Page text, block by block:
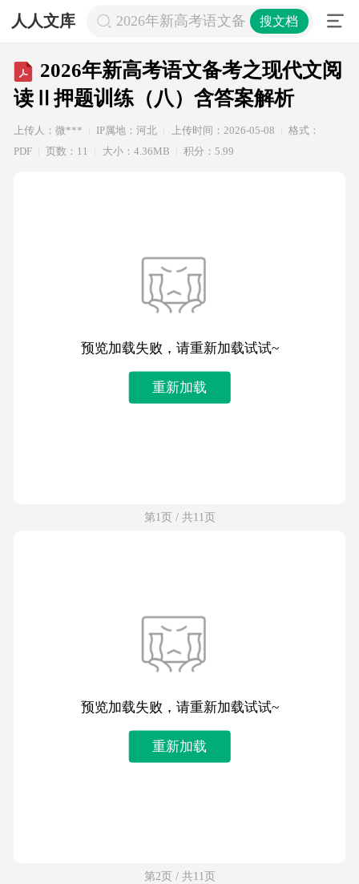
人人文库 2026年新高考语文备考之现代文阅
搜文档
2026年新高考语文备考之现代文阅
读Ⅱ押题训练（八）含答案解析
上传人：微*** IP属地：河北 上传时间：2026-05-08
格式：
PDF
页数：11 大小：4.36MB 积分：5.99
预览加载失败，请重新加载试试~
重新加载
第1页 / 共11页
预览加载失败，请重新加载试试~
重新加载
第2页 / 共11页